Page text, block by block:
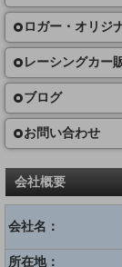
ロガー・オリジ
レーシングカー
ブログ
お問い合わせ
会社概要
会社名：
所在地：